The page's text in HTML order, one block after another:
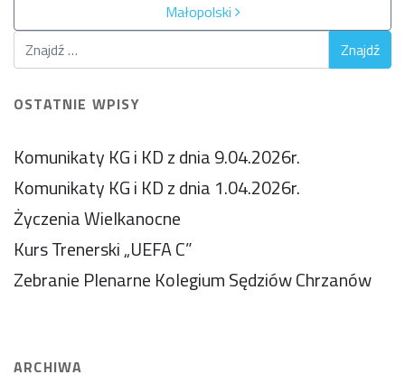
Małopolski
OSTATNIE WPISY
Komunikaty KG i KD z dnia 9.04.2026r.
Komunikaty KG i KD z dnia 1.04.2026r.
Życzenia Wielkanocne
Kurs Trenerski „UEFA C”
Zebranie Plenarne Kolegium Sędziów Chrzanów
ARCHIWA